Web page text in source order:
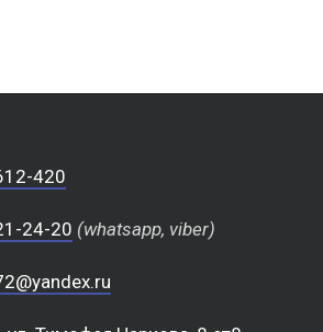
420
24-20 (whatsapp, viber)